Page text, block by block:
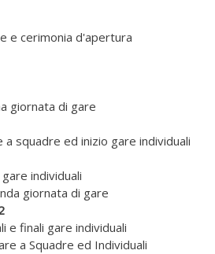
cerimonia d'apertura
giornata di gare
squadre ed inizio gare individuali
individuali
giornata di gare
finali gare individuali
a Squadre ed Individuali